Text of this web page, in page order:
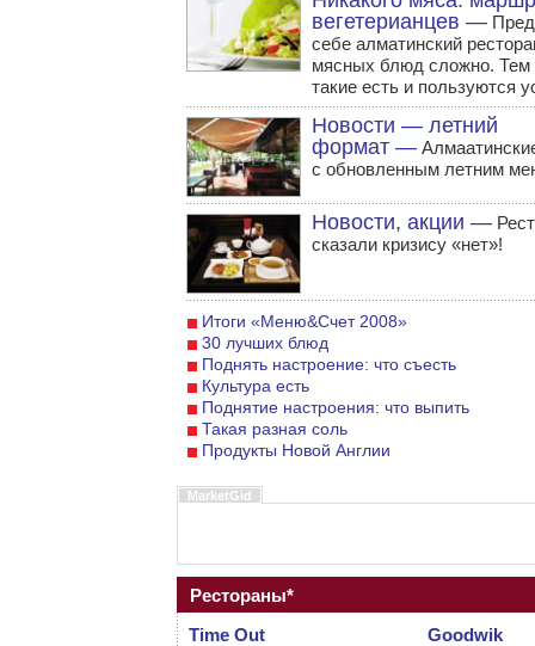
вегетерианцев —
себе алматинский
мясных блюд сложно. Тем
такие есть и пользуются
Новости — летний
формат —
с обновленным летним
Новости, акции —
сказали кризису «нет»!
Итоги «Меню&Счет 2008»
30 лучших блюд
Поднять настроение: что съесть
Культура есть
Поднятие настроения: что выпить
Такая разная соль
Продукты Новой Англии
MarketGid
Рестораны*
Time Out
Goodwik